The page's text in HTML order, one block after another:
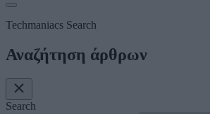
Techmaniacs Search
Αναζήτηση άρθρων
Search